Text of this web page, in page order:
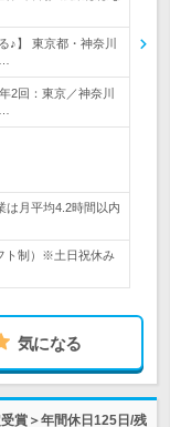
♪】 東京都・神奈川
2回：東京／神奈川
月平均4.2時間以内
ト制）※土日祝休み
気になる
賞＞年間休日125日/残